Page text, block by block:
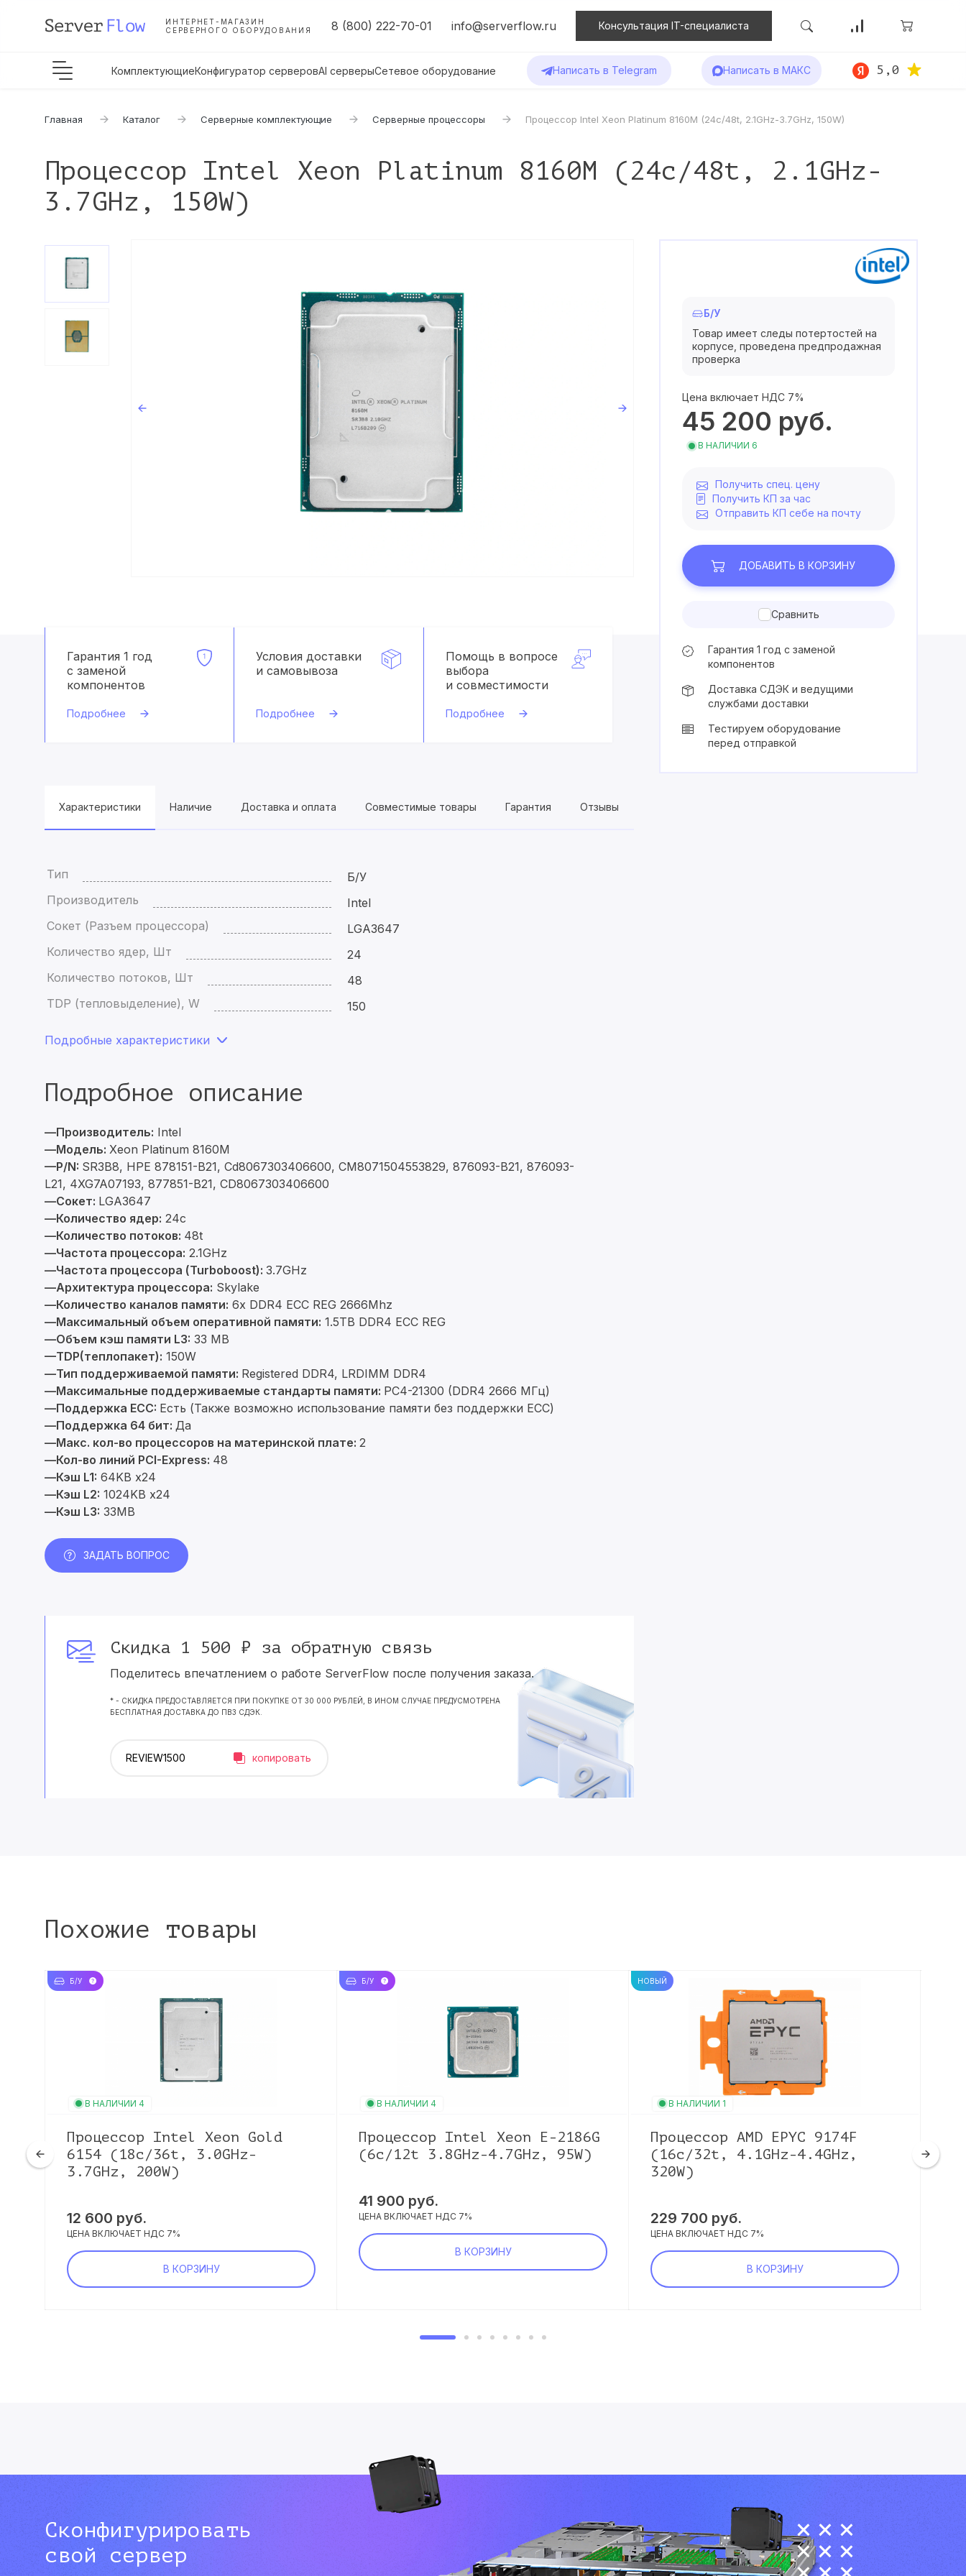
ИНТЕРНЕТ-МАГАЗИН
СЕРВЕРНОГО ОБОРУДОВАНИЯ
8 (800) 222-70-01 info@serverflow.ru Консультация IT-специалиста
КомплектующиеКонфигуратор серверовAI серверыСетевое оборудование Написать в Telegram Написать в МАКС 5,0
Главная Каталог Серверные комплектующие Серверные процессоры Процессор Intel Xeon Platinum 8160M (24c/48t, 2.1GHz-3.7GHz, 150W)
Процессор Intel Xeon Platinum 8160M (24c/48t, 2.1GHz-
3.7GHz, 150W)
Гарантия 1 год
с заменой
компонентов
Подробнее
Условия доставки
и самовывоза
Подробнее
Помощь в вопросе
выбора
и совместимости
Подробнее
Характеристики Наличие Доставка и оплата Совместимые товары Гарантия Отзывы
Тип
Б/У
Производитель
Intel
Сокет (Разъем процессора)
LGA3647
Количество ядер, Шт
24
Количество потоков, Шт
48
TDP (тепловыделение), W
150
Подробные характеристики
Подробное описание
—Производитель: Intel
—Модель: Xeon Platinum 8160M
—P/N: SR3B8, HPE 878151-B21, Cd8067303406600, CM8071504553829, 876093-B21, 876093-
L21, 4XG7A07193, 877851-B21, CD8067303406600
—Сокет: LGA3647
—Количество ядер: 24c
—Количество потоков: 48t
—Частота процессора: 2.1GHz
—Частота процессора (Turboboost): 3.7GHz
—Архитектура процессора: Skylake
—Количество каналов памяти: 6x DDR4 ECC REG 2666Mhz
—Максимальный объем оперативной памяти: 1.5TB DDR4 ECC REG
—Объем кэш памяти L3: 33 MB
—TDP(теплопакет): 150W
—Тип поддерживаемой памяти: Registered DDR4, LRDIMM DDR4
—Максимальные поддерживаемые стандарты памяти: PC4-21300 (DDR4 2666 МГц)
—Поддержка ECC: Есть (Также возможно использование памяти без поддержки ECC)
—Поддержка 64 бит: Да
—Макс. кол-во процессоров на материнской плате: 2
—Кол-во линий PCI-Express: 48
—Кэш L1: 64KB x24
—Кэш L2: 1024KB x24
—Кэш L3: 33MB
ЗАДАТЬ ВОПРОС
Скидка 1 500 ₽ за обратную связь
Поделитесь впечатлением о работе ServerFlow после получения заказа.
* - СКИДКА ПРЕДОСТАВЛЯЕТСЯ ПРИ ПОКУПКЕ ОТ 30 000 РУБЛЕЙ, В ИНОМ СЛУЧАЕ ПРЕДУСМОТРЕНА
БЕСПЛАТНАЯ ДОСТАВКА ДО ПВЗ СДЭК.
копировать
Б/У
Товар имеет следы потертостей на
корпусе, проведена предпродажная
проверка
Цена включает НДС 7%
45 200 руб.
В НАЛИЧИИ 6
Получить спец. цену
Получить КП за час
Отправить КП себе на почту
ДОБАВИТЬ В КОРЗИНУ
Сравнить
Гарантия 1 год с заменой
компонентов
Доставка СДЭК и ведущими
службами доставки
Тестируем оборудование
перед отправкой
Похожие товары
Б/У
В НАЛИЧИИ 4
Процессор Intel Xeon Gold
6154 (18c/36t, 3.0GHz-
3.7GHz, 200W)
12 600 руб.
ЦЕНА ВКЛЮЧАЕТ НДС 7%
В КОРЗИНУ
Б/У
В НАЛИЧИИ 4
Процессор Intel Xeon E-2186G
(6c/12t 3.8GHz-4.7GHz, 95W)
41 900 руб.
ЦЕНА ВКЛЮЧАЕТ НДС 7%
В КОРЗИНУ
НОВЫЙ
В НАЛИЧИИ 1
Процессор AMD EPYC 9174F
(16c/32t, 4.1GHz-4.4GHz,
320W)
229 700 руб.
ЦЕНА ВКЛЮЧАЕТ НДС 7%
В КОРЗИНУ
Сконфигурировать
свой сервер